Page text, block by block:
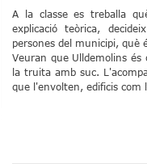
A la classe es treballa
explicació teòrica,
persones del municipi, què
Veuran que Ulldemolins
la truita amb suc.
que l'envolten, edificis com